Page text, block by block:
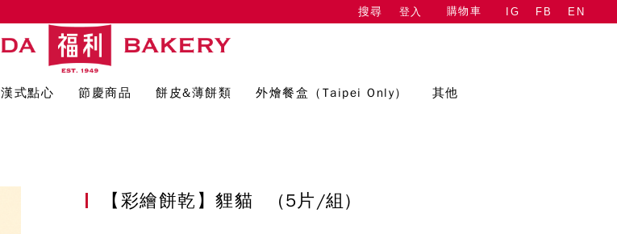
搜尋 登入 購物車 IG FB EN
漢式點心 節慶商品 餅皮&薄餅類 外燴餐盒（Taipei Only） 其他
【彩繪餅乾】貍貓 (5片/組)